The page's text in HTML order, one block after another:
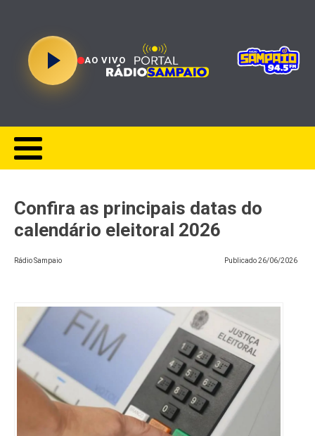
AO VIVO
Confira as principais datas do
calendário eleitoral 2026
Rádio Sampaio Publicado26/06/2026